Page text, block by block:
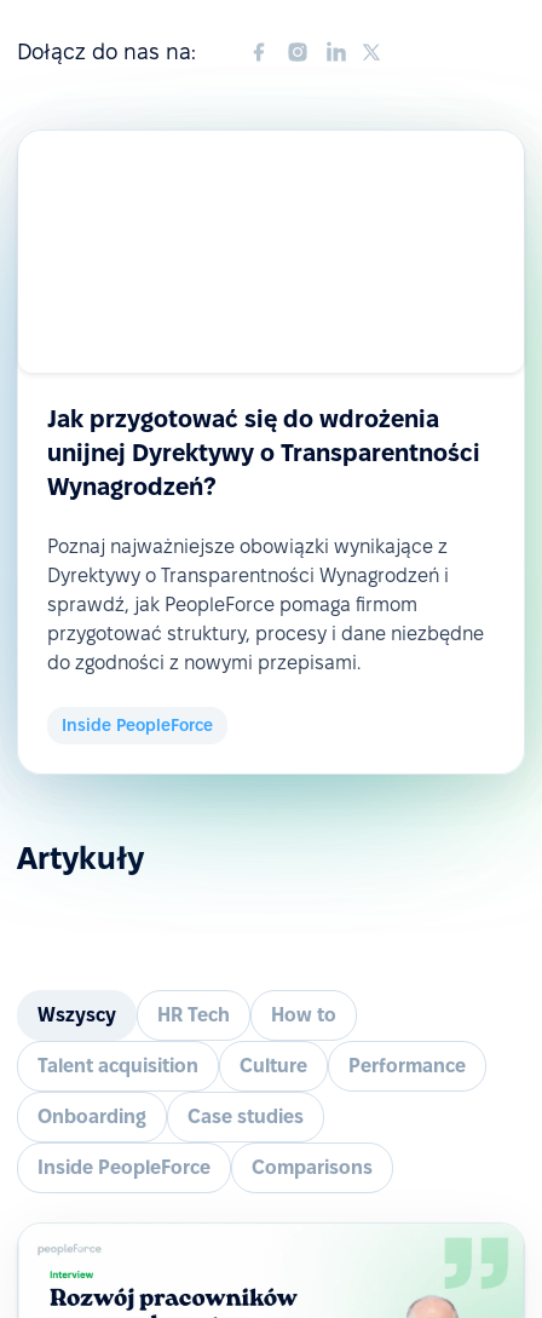
Dołącz do nas na:
Jak przygotować się do wdrożenia
unijnej Dyrektywy o Transparentności
Wynagrodzeń?
Poznaj najważniejsze obowiązki wynikające z
Dyrektywy o Transparentności Wynagrodzeń i
sprawdź, jak PeopleForce pomaga firmom
przygotować struktury, procesy i dane niezbędne
do zgodności z nowymi przepisami.
Inside PeopleForce
Artykuły
Wszyscy HR Tech How to
Talent acquisition Culture Performance
Onboarding Case studies
Inside PeopleForce Comparisons